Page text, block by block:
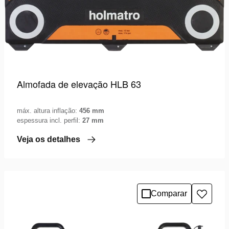
Almofada de elevação HLB 63
máx. altura inflação: 456 mm
espessura incl. perfil: 27 mm
Veja os detalhes
Comparar
à
de